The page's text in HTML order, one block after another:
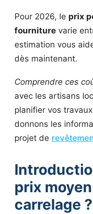
Pour 2026, le prix
fourniture varie
estimation vous
dès maintenant.
Comprendre ces
avec les artisans
planifier vos
donnons les
projet de
prix
carrelage ?